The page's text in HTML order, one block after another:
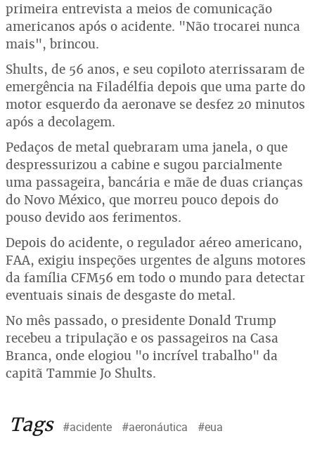
primeira entrevista a meios de comunicação
americanos após o acidente. "Não trocarei nunca
mais", brincou.
Shults, de 56 anos, e seu copiloto aterrissaram de
emergência na Filadélfia depois que uma parte do
motor esquerdo da aeronave se desfez 20 minutos
após a decolagem.
Pedaços de metal quebraram uma janela, o que
despressurizou a cabine e sugou parcialmente
uma passageira, bancária e mãe de duas crianças
do Novo México, que morreu pouco depois do
pouso devido aos ferimentos.
Depois do acidente, o regulador aéreo americano,
FAA, exigiu inspeções urgentes de alguns motores
da família CFM56 em todo o mundo para detectar
eventuais sinais de desgaste do metal.
No mês passado, o presidente Donald Trump
recebeu a tripulação e os passageiros na Casa
Branca, onde elogiou "o incrível trabalho" da
capitã Tammie Jo Shults.
Tags #acidente #aeronáutica #eua